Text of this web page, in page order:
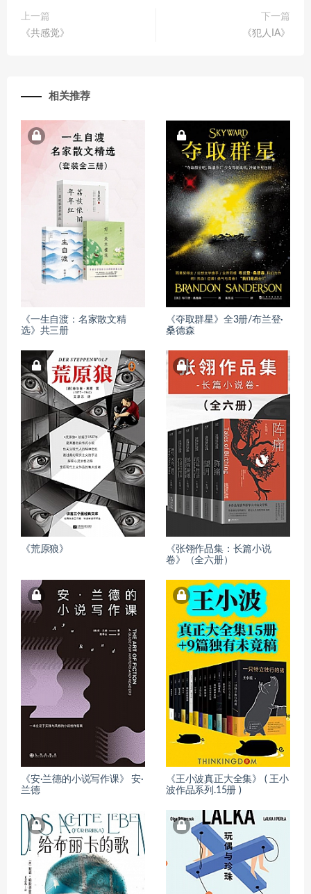
上一篇
《共感觉》
下一篇
《犯人IA》
相关推荐
《一生自渡：名家散文精
选》共三册
《夺取群星》全3册/布兰登·
桑德森
《荒原狼》
《张翎作品集：长篇小说
卷》（全六册）
《安·兰德的小说写作课》 安·
兰德
《王小波真正大全集》 ( 王小
波作品系列.15册 )